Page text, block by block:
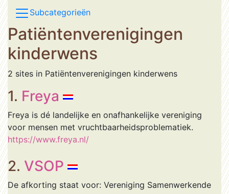
Subcategorieën
Patiëntenverenigingen
kinderwens
2 sites in Patiëntenverenigingen kinderwens
1. Freya
Freya is dé landelijke en onafhankelijke vereniging
voor mensen met vruchtbaarheidsproblematiek.
https://www.freya.nl/
2. VSOP
De afkorting staat voor: Vereniging Samenwerkende